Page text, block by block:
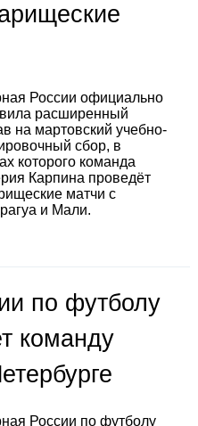
России официально
расширенный
на мартовский учебно-
сбор, в
которого команда
Карпина проведёт
матчи с
и Мали.
по футболу
команду
России по футболу